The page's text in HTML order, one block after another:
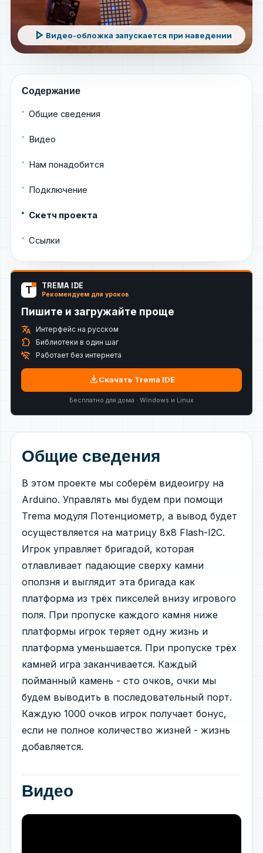
play_arrow Видео-обложка запускается при наведении
Содержание
Общие сведения
Видео
Нам понадобится
Подключение
Скетч проекта
Ссылки
T TREMA IDE
Рекомендуем для уроков
Пишите и загружайте проще
translate Интерфейс на русском
extension Библиотеки в один шаг
wifi_off Работает без интернета
downloadСкачать Trema IDE
Бесплатно для дома · Windows и Linux
Общие сведения
В этом проекте мы соберём видеоигру на
Arduino. Управлять мы будем при помощи
Trema модуля Потенциометр, а вывод будет
осуществляется на матрицу 8x8 Flash-I2C.
Игрок управляет бригадой, которая
отлавливает падающие сверху камни
оползня и выглядит эта бригада как
платформа из трёх пикселей внизу игрового
поля. При пропуске каждого камня ниже
платформы игрок теряет одну жизнь и
платформа уменьшается. При пропуске трёх
камней игра заканчивается. Каждый
пойманный камень - сто очков, очки мы
будем выводить в последовательный порт.
Каждую 1000 очков игрок получает бонус,
если не полное количество жизней - жизнь
добавляется.
Видео